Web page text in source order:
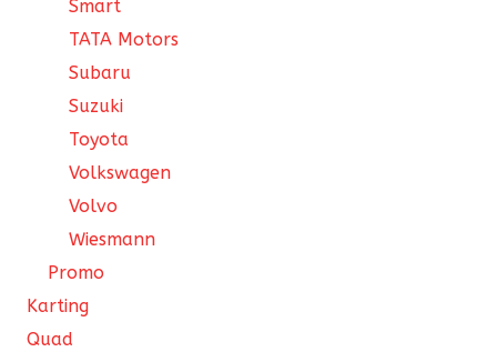
Smart
TATA Motors
Subaru
Suzuki
Toyota
Volkswagen
Volvo
Wiesmann
Promo
Karting
Quad